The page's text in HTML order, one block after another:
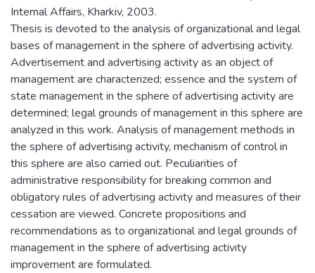
Internal Affairs, Kharkiv, 2003.
Thesis is devoted to the analysis of organizational and legal
bases of management in the sphere of advertising activity.
Advertisement and advertising activity as an object of
management are characterized; essence and the system of
state management in the sphere of advertising activity are
determined; legal grounds of management in this sphere are
analyzed in this work. Analysis of management methods in
the sphere of advertising activity, mechanism of control in
this sphere are also carried out. Peculiarities of
administrative responsibility for breaking common and
obligatory rules of advertising activity and measures of their
cessation are viewed. Concrete propositions and
recommendations as to organizational and legal grounds of
management in the sphere of advertising activity
improvement are formulated.